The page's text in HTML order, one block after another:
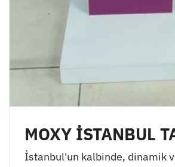
MOXY İSTANBUL
İstanbul'un kalbinde, dinamik